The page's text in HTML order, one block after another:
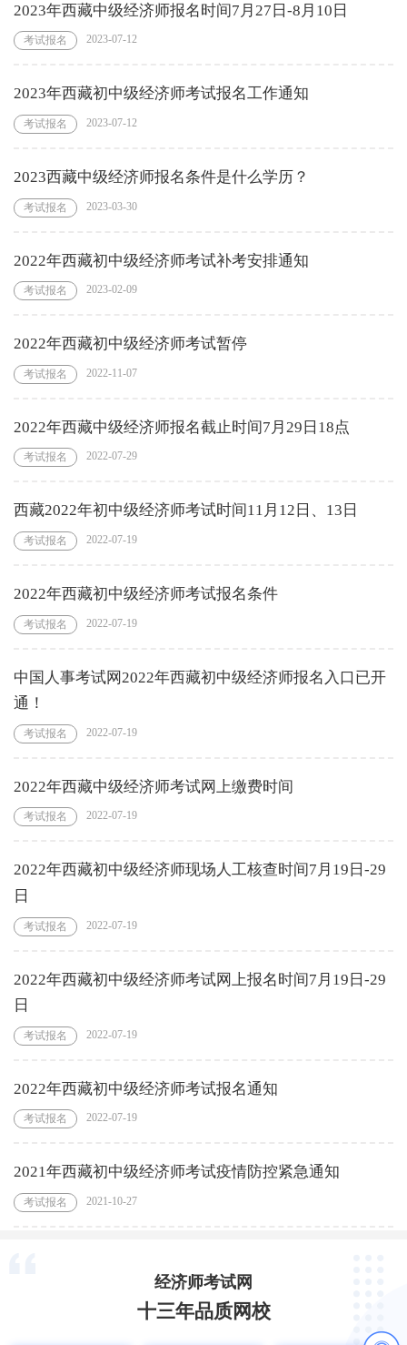
2023年西藏中级经济师报名时间7月27日-8月10日
考试报名 2023-07-12
2023年西藏初中级经济师考试报名工作通知
考试报名 2023-07-12
2023西藏中级经济师报名条件是什么学历？
考试报名 2023-03-30
2022年西藏初中级经济师考试补考安排通知
考试报名 2023-02-09
2022年西藏初中级经济师考试暂停
考试报名 2022-11-07
2022年西藏中级经济师报名截止时间7月29日18点
考试报名 2022-07-29
西藏2022年初中级经济师考试时间11月12日、13日
考试报名 2022-07-19
2022年西藏初中级经济师考试报名条件
考试报名 2022-07-19
中国人事考试网2022年西藏初中级经济师报名入口已开
通！
考试报名 2022-07-19
2022年西藏中级经济师考试网上缴费时间
考试报名 2022-07-19
2022年西藏初中级经济师现场人工核查时间7月19日-29
日
考试报名 2022-07-19
2022年西藏初中级经济师考试网上报名时间7月19日-29
日
考试报名 2022-07-19
2022年西藏初中级经济师考试报名通知
考试报名 2022-07-19
2021年西藏初中级经济师考试疫情防控紧急通知
考试报名 2021-10-27
经济师考试网
十三年品质网校